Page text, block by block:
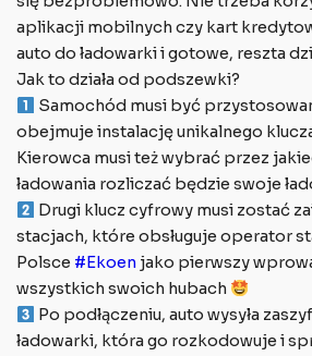
aplikacji mobilnych czy kart
auto do ładowarki i gotowe, reszta
Jak to działa od podszewki?
Samochód musi być
obejmuje instalację unikalnego
Kierowca musi też wybrać przez
ładowania rozliczać będzie swoje
Drugi klucz cyfrowy musi zostać
stacjach, które obsługuje operator
Polsce #Ekoen jako pierwszy
wszystkich swoich hubach
Po podłączeniu, auto wysyła
ładowarki, która go rozkodowuje i